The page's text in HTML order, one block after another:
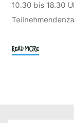
10.30 bis 18.30
READ MORE"Keine